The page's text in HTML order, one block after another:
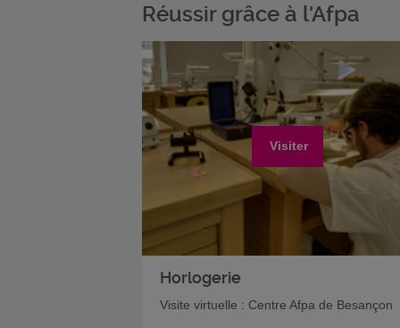
Réussir grâce à l'Afpa
Visiter
Horlogerie
Visite virtuelle : Centre Afpa de Besançon